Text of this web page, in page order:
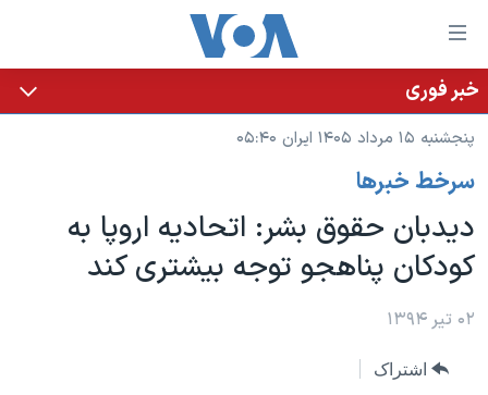
لینکهای
قابل
دسترسی
جهش
محتوای
اصلی
جهش
صفحه
جهش
خانه
نسخه سبک وب‌سایت
موضوع ها
ایران
آمریکا
جهان
برنامه های تلویزیونی
جدول برنامه ها
صفحه‌های ویژه
خبر فوری
پنجشنبه ۱۵ مرداد ۱۴۰۵ ایران ۰۵:۴۰
سرخط خبرها
دیدبان حقوق بشر: اتحادیه اروپا به
کودکان پناهجو توجه بیشتری کند
۰۲ تیر ۱۳۹۴
اشتراک